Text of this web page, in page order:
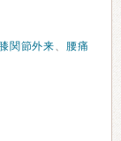
膝関節外来、
腰痛